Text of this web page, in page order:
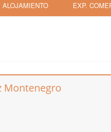
ALOJAMIENTO EXP.
Montenegro